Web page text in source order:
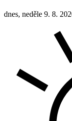
dnes, neděle 9. 8.